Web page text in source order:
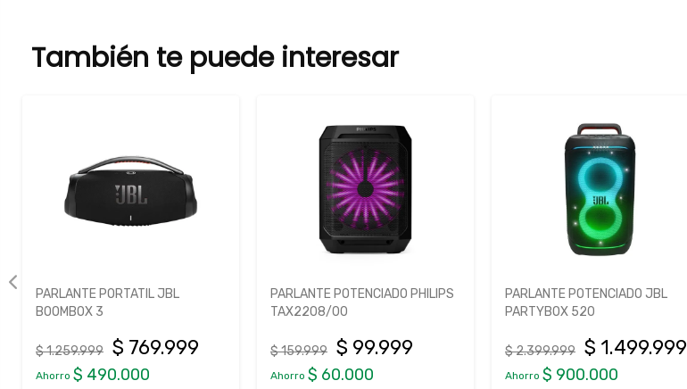
También te puede interesar
PARLANTE PORTATIL JBL
BOOMBOX 3
$ 1.259.999 $ 769.999
Ahorro $ 490.000
PARLANTE POTENCIADO PHILIPS
TAX2208/00
$ 159.999 $ 99.999
Ahorro $ 60.000
PARLANTE POTENCIADO JBL
PARTYBOX 520
$ 2.399.999 $ 1.499.999
Ahorro $ 900.000